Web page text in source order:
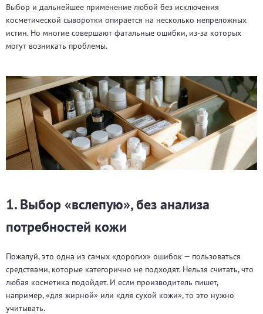
Выбор и дальнейшее применение любой без исключения
косметической сыворотки опирается на несколько непреложных
истин. Но многие совершают фатальные ошибки, из-за которых
могут возникать проблемы.
1. Выбор «вслепую», без анализа
потребностей кожи
Пожалуй, это одна из самых «дорогих» ошибок — пользоваться
средствами, которые категорично не подходят. Нельзя считать, что
любая косметика подойдет. И если производитель пишет,
например, «для жирной» или «для сухой кожи», то это нужно
учитывать.